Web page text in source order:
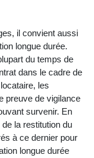
il convient aussi
longue durée.
du temps de
dans le cadre de
les
preuve de vigilance
survenir. En
la restitution du
à ce dernier pour
longue durée